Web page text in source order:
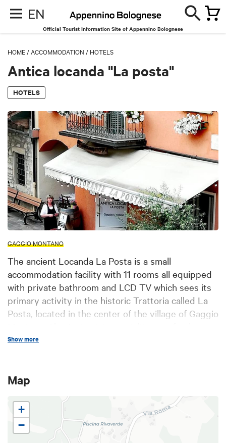
EN
Official Tourist Information Site of Appennino Bolognese
HOME /ACCOMMODATION / HOTELS
Antica locanda "La posta"
HOTELS
GAGGIO MONTANO
The ancient Locanda La Posta is a small
accommodation facility with 11 rooms all equipped
with private bathroom and LCD TV which sees its
primary activity in the historic Trattoria called La
Posta, located in the center of the village of Gaggio
pasta, rigorously handmade such as tortellini,
Show more
Map
+
−